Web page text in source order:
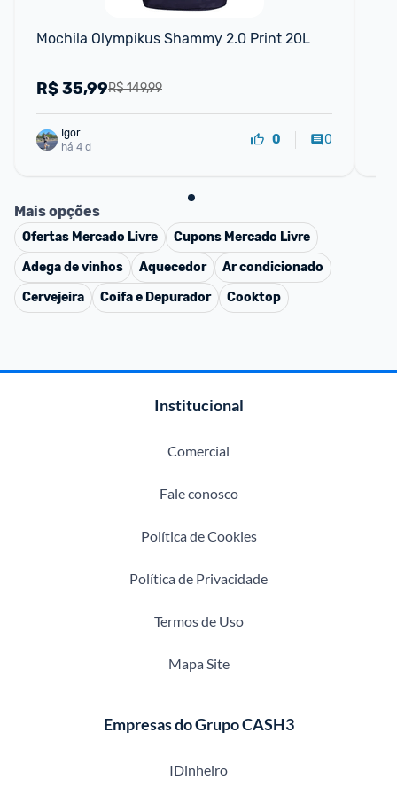
Mochila Olympikus Shammy 2.0 Print 20L
R$ 149,99
R$35,99
Igor
há 4 d
0 0
Mais opções
Ofertas Mercado Livre Cupons Mercado Livre
Adega de vinhos
Aquecedor
Ar condicionado
Cervejeira
Coifa e Depurador Cooktop
Institucional
Comercial
Fale conosco
Política de Cookies
Política de Privacidade
Termos de Uso
Mapa Site
Empresas do Grupo CASH3
IDinheiro